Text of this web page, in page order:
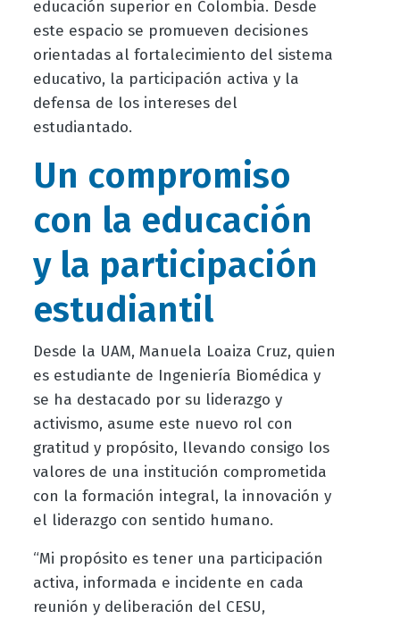
educación superior en Colombia. Desde
este espacio se promueven decisiones
orientadas al fortalecimiento del sistema
educativo, la participación activa y la
defensa de los intereses del
estudiantado.
Un compromiso
con la educación
y la participación
estudiantil
Desde la UAM, Manuela Loaiza Cruz, quien
es estudiante de Ingeniería Biomédica y
se ha destacado por su liderazgo y
activismo, asume este nuevo rol con
gratitud y propósito, llevando consigo los
valores de una institución comprometida
con la formación integral, la innovación y
el liderazgo con sentido humano.
“Mi propósito es tener una participación
activa, informada e incidente en cada
reunión y deliberación del CESU,